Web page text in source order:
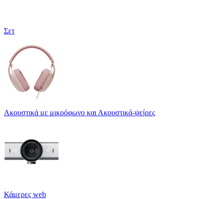
Σετ
Ακουστικά με μικρόφωνο και Ακουστικά-ψείρες
Κάμερες web